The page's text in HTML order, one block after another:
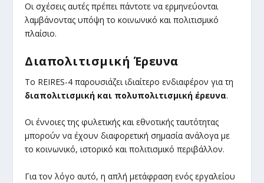
Οι σχέσεις αυτές πρέπει πάντοτε να ερμηνεύονται
λαμβάνοντας υπόψη το κοινωνικό και πολιτισμικό
πλαίσιο.
Διαπολιτισμική Έρευνα
Το REIRES-4 παρουσιάζει ιδιαίτερο ενδιαφέρον για τη
διαπολιτισμική και πολυπολιτισμική έρευνα.
Οι έννοιες της φυλετικής και εθνοτικής ταυτότητας
μπορούν να έχουν διαφορετική σημασία ανάλογα με
το κοινωνικό, ιστορικό και πολιτισμικό περιβάλλον.
Για τον λόγο αυτό, η απλή μετάφραση ενός εργαλείου